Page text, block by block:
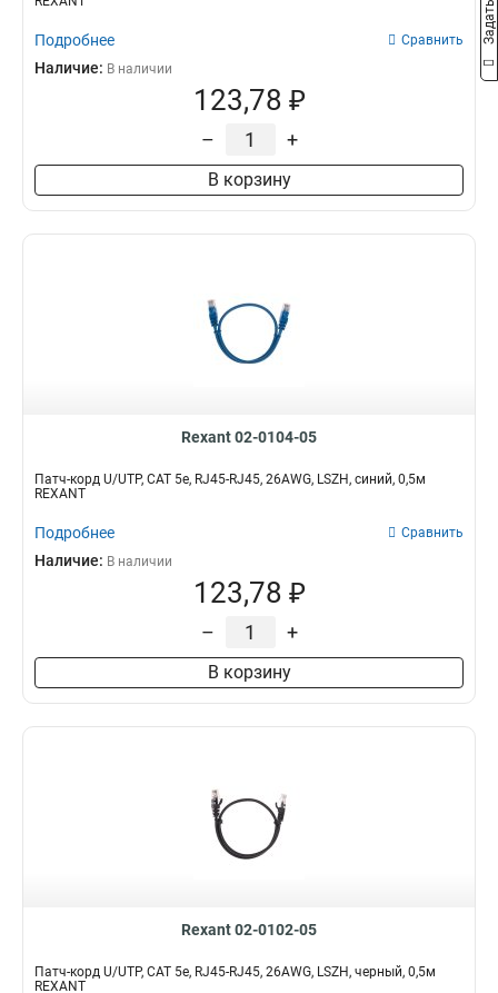
Подробнее Сравнить
Наличие: В наличии
123,78 ₽
– +
В корзину
Rexant 02-0104-05
Патч-корд U/UTP, CAT 5e, RJ45-RJ45, 26AWG, LSZH, синий, 0,5м
REXANT
Подробнее Сравнить
Наличие: В наличии
123,78 ₽
– +
В корзину
Rexant 02-0102-05
Патч-корд U/UTP, CAT 5e, RJ45-RJ45, 26AWG, LSZH, черный, 0,5м
REXANT